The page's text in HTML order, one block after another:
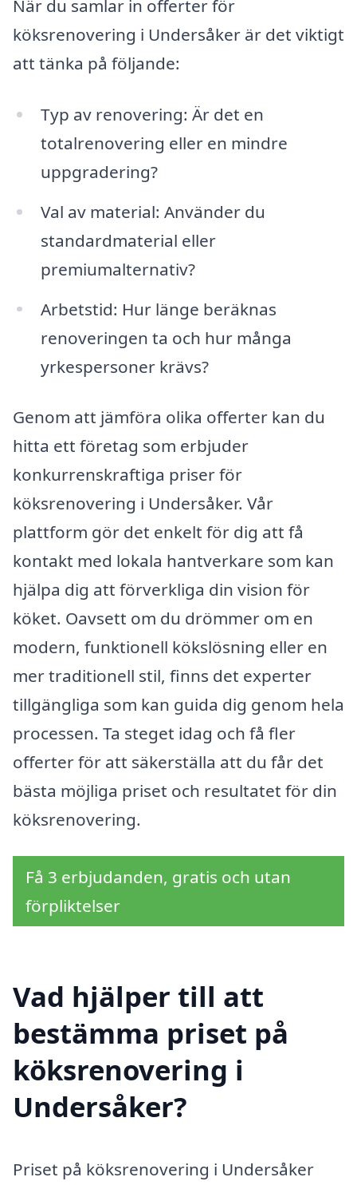
När du samlar in offerter för
köksrenovering i Undersåker är det viktigt
att tänka på följande:
Typ av renovering: Är det en
totalrenovering eller en mindre
uppgradering?
Val av material: Använder du
standardmaterial eller
premiumalternativ?
Arbetstid: Hur länge beräknas
renoveringen ta och hur många
yrkespersoner krävs?
Genom att jämföra olika offerter kan du
hitta ett företag som erbjuder
konkurrenskraftiga priser för
köksrenovering i Undersåker. Vår
plattform gör det enkelt för dig att få
kontakt med lokala hantverkare som kan
hjälpa dig att förverkliga din vision för
köket. Oavsett om du drömmer om en
modern, funktionell kökslösning eller en
mer traditionell stil, finns det experter
tillgängliga som kan guida dig genom hela
processen. Ta steget idag och få fler
offerter för att säkerställa att du får det
bästa möjliga priset och resultatet för din
köksrenovering.
Få 3 erbjudanden, gratis och utan
förpliktelser
Vad hjälper till att
bestämma priset på
köksrenovering i
Undersåker?
Priset på köksrenovering i Undersåker